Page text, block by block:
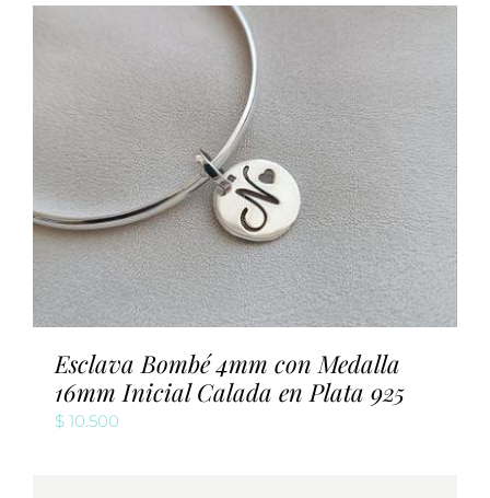
Esclava Bombé 4mm con Medalla
16mm Inicial Calada en Plata 925
$ 10.500